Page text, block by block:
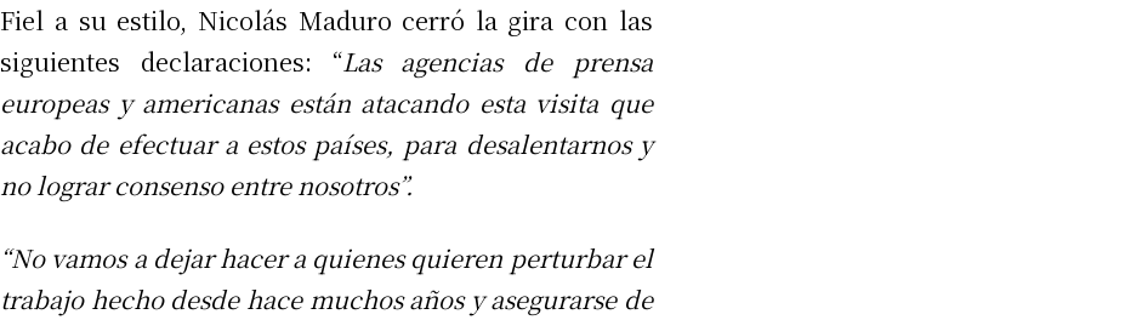
Fiel a su estilo, Nicolás Maduro cerró la gira con las
siguientes declaraciones: “Las agencias de prensa
europeas y americanas están atacando esta visita que
acabo de efectuar a estos países, para desalentarnos y
no lograr consenso entre nosotros”.
“No vamos a dejar hacer a quienes quieren perturbar el
trabajo hecho desde hace muchos años y asegurarse de